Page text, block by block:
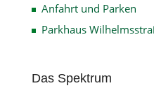
Anfahrt und Parken
Parkhaus
Das Spektrum